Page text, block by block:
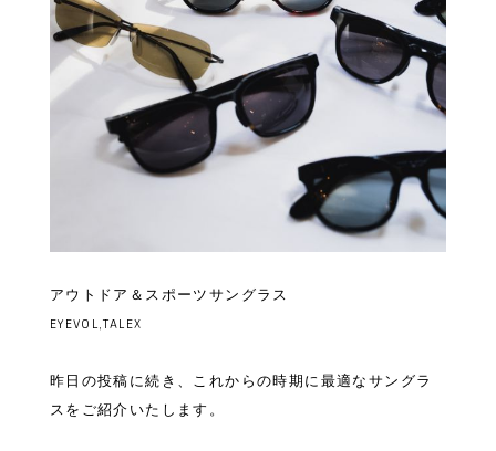
アウトドア＆スポーツサングラス
EYEVOL,TALEX
昨日の投稿に続き、これからの時期に最適なサングラ
スをご紹介いたします。